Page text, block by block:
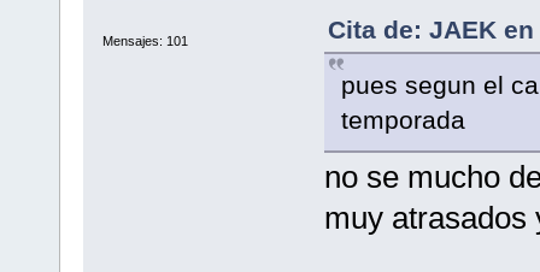
Mensajes: 101
Cita de: JAEK
pues segun el
temporada
no se mucho
muy atrasados